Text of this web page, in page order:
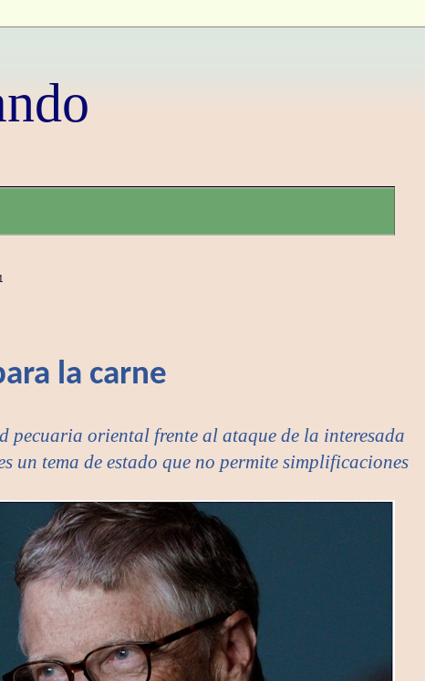
la carne
pecuaria oriental frente al ataque de la interesada
un tema de estado que no permite simplificaciones